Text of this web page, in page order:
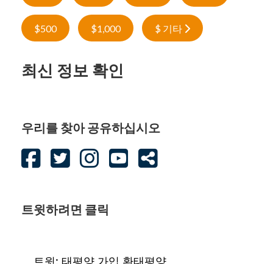
$500 $1,000 $ 기타
최신 정보 확인
우리를 찾아 공유하십시오
트윗하려면 클릭
트윗: 태평양 가입 환태평양